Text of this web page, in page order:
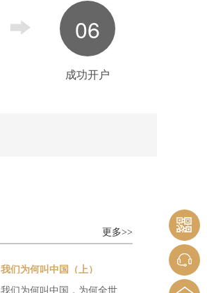
06
成功开户
更多>>
我们为何叫中国（上）
我们为何叫中国，为何全世